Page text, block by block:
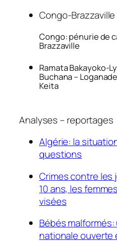
Congo-Brazzaville
Congo: pénurie de
Brazzaville
Ramata Bakayoko-
Buchana –
Keita
Analyses – reportages
Algérie: la
questions
Crimes contre les
10 ans, les
visées
Bébés
nationale ouverte